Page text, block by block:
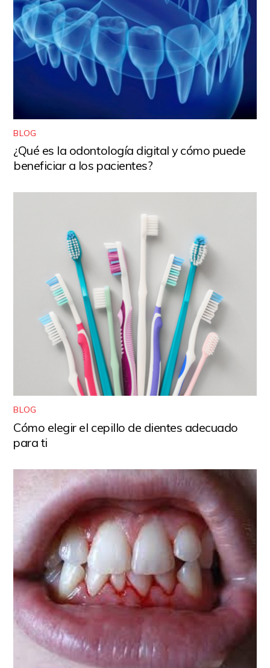
BLOG
¿Qué es la odontología digital y cómo puede
beneficiar a los pacientes?
BLOG
Cómo elegir el cepillo de dientes adecuado
para ti